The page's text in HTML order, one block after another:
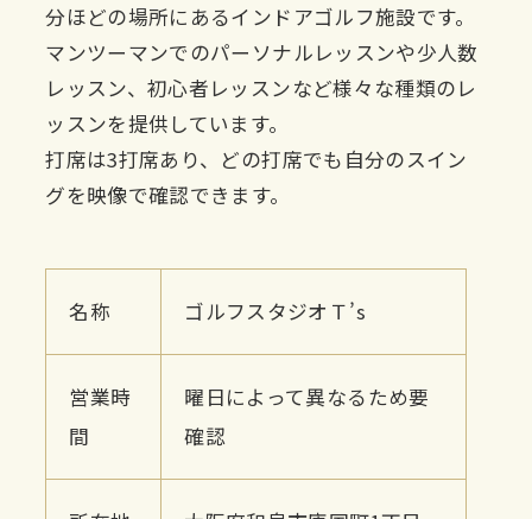
分ほどの場所にあるインドアゴルフ施設です。
マンツーマンでのパーソナルレッスンや少人数
レッスン、初心者レッスンなど様々な種類のレ
ッスンを提供しています。
打席は3打席あり、どの打席でも自分のスイン
グを映像で確認できます。
名称 ゴルフスタジオＴ’s
営業時
間
曜日によって異なるため要
確認